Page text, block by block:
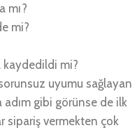
mı?
mi?
kaydedildi mi?
uyumu sağlayan
adım gibi görünse de ilk
sipariş vermekten çok